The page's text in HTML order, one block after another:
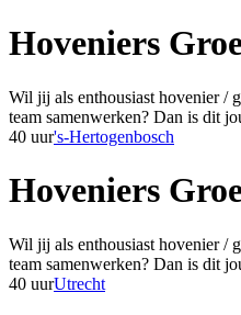
Hoveniers
Wil jij als enthousiast hovenier /
team samenwerken? Dan is dit
40 uur's-Hertogenbosch
Hoveniers
Wil jij als enthousiast hovenier /
team samenwerken? Dan is dit
40 uurUtrecht